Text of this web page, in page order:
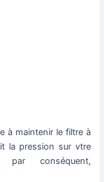
à maintenir le filtre à
la pression sur vtre
conséquent,